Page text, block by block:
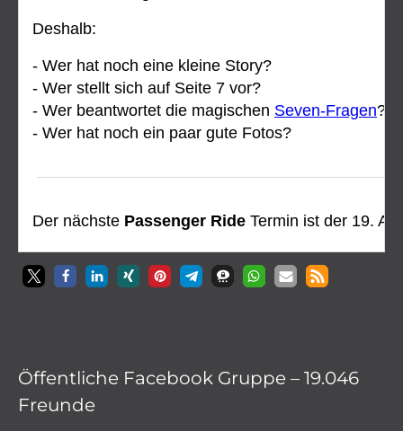
Öffentliche Facebook Gruppe – 19.046
Freunde